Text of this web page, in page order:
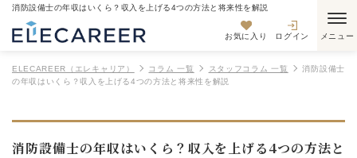
消防設備士の年収はいくら？収入を上げる4つの方法と将来性を解説
お気に入り ログイン
ELECAREER（エレキャリア） コラム 一覧 スタッフコラム 一覧
消防設備士
の年収はいくら？収入を上げる4つの方法と将来性を解説
消防設備士の年収はいくら？収入を上げる4つの方法と